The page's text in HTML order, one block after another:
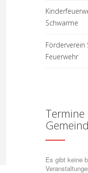
Schwarme
Förderverein
Feuerwehr
Termine
Es gibt keine